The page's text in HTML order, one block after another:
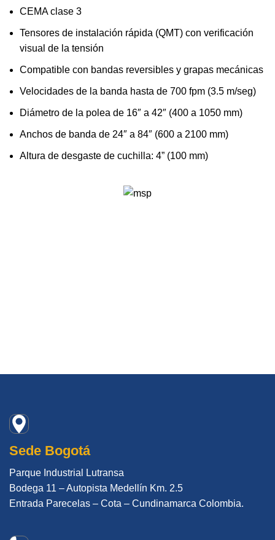
CEMA clase 3
Tensores de instalación rápida (QMT) con verificación
visual de la tensión
Compatible con bandas reversibles y grapas mecánicas
Velocidades de la banda hasta de 700 fpm (3.5 m/seg)
Diámetro de la polea de 16″ a 42″ (400 a 1050 mm)
Anchos de banda de 24″ a 84″ (600 a 2100 mm)
Altura de desgaste de cuchilla: 4” (100 mm)
Sede Bogotá
Parque Industrial Lutransa
Bodega 11 – Autopista Medellín Km. 2.5
Entrada Parecelas – Cota – Cundinamarca Colombia.